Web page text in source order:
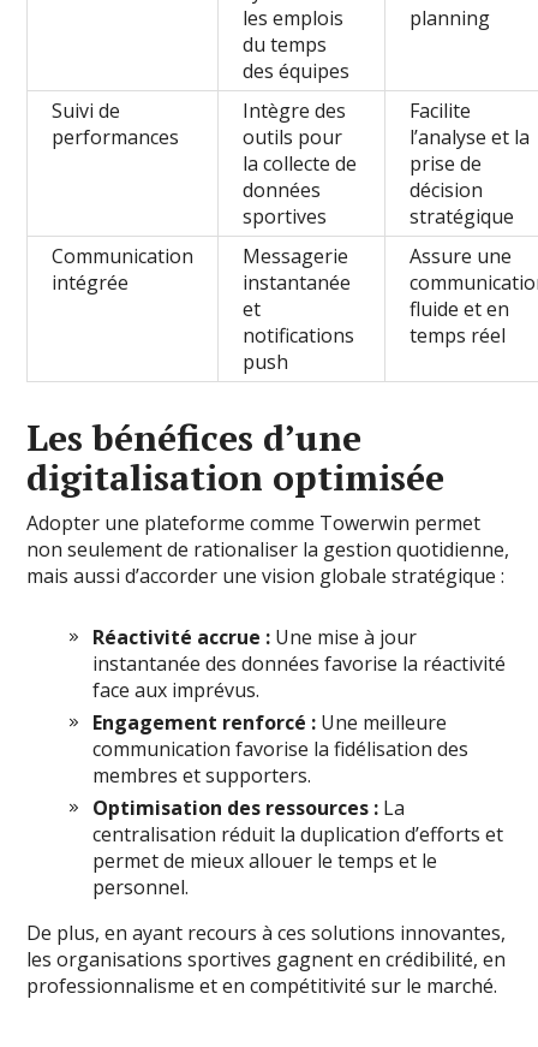
les emplois
du temps
des équipes
planning
Suivi de
performances
Intègre des
outils pour
la collecte de
données
sportives
Facilite
l’analyse et la
prise de
décision
stratégique
Communication
intégrée
Messagerie
instantanée
et
notifications
push
Assure une
fluide et en
temps réel
Les bénéfices d’une
digitalisation optimisée
Adopter une plateforme comme Towerwin permet
non seulement de rationaliser la gestion quotidienne,
mais aussi d’accorder une vision globale stratégique :
Réactivité accrue : Une mise à jour
instantanée des données favorise la réactivité
face aux imprévus.
Engagement renforcé : Une meilleure
communication favorise la fidélisation des
membres et supporters.
Optimisation des ressources : La
centralisation réduit la duplication d’efforts et
permet de mieux allouer le temps et le
personnel.
De plus, en ayant recours à ces solutions innovantes,
les organisations sportives gagnent en crédibilité, en
professionnalisme et en compétitivité sur le marché.